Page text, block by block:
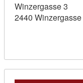
Winzergasse 3
2440 Winzergasse